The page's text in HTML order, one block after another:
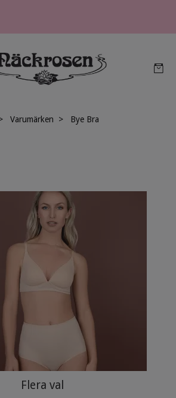
Varumärken Bye Bra
Flera val